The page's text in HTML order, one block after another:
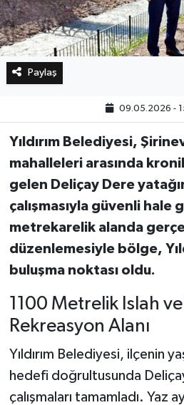
Paylaş
09.05.2026 -
Yıldırım Belediyesi,
mahalleleri arasında
gelen Deliçay Dere
çalışmasıyla güvenli hale
metrekarelik alanda
düzenlemesiyle bölge,
buluşma noktası oldu.
1100 Metrelik Islah
Rekreasyon Alanı
Yıldırım Belediyesi, ilçenin
hedefi doğrultusunda
çalışmaları tamamladı. Yaz